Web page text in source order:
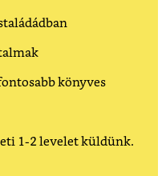
könyves
1-2 levelet küldünk.